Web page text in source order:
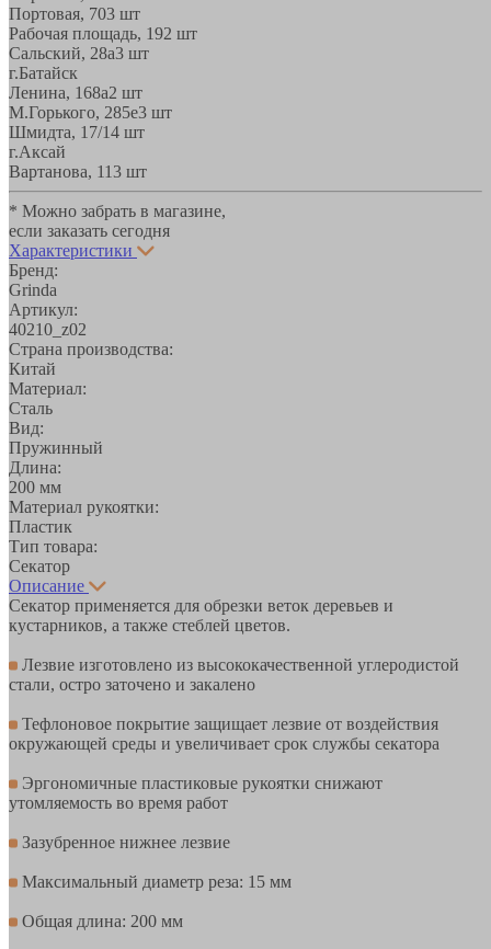
Портовая, 703 шт
Рабочая площадь, 192 шт
Сальский, 28a3 шт
г.Батайск
Ленина, 168а2 шт
М.Горького, 285е3 шт
Шмидта, 17/14 шт
г.Аксай
Вартанова, 113 шт
* Можно забрать в магазине,
если заказать сегодня
Характеристики
Бренд:
Grinda
Артикул:
40210_z02
Страна производства:
Китай
Материал:
Сталь
Вид:
Пружинный
Длина:
200 мм
Материал рукоятки:
Пластик
Тип товара:
Секатор
Описание
Секатор применяется для обрезки веток деревьев и
кустарников, а также стеблей цветов.
Лезвие изготовлено из высококачественной углеродистой
стали, остро заточено и закалено
Тефлоновое покрытие защищает лезвие от воздействия
окружающей среды и увеличивает срок службы секатора
Эргономичные пластиковые рукоятки снижают
утомляемость во время работ
Зазубренное нижнее лезвие
Максимальный диаметр реза: 15 мм
Общая длина: 200 мм